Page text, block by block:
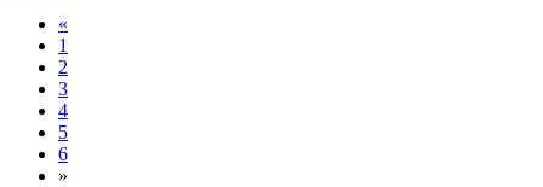
«
1
2
3
4
5
6
»